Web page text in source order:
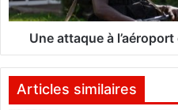
a
r
q
u
à
l
a
Une attaque à
Articles similaires